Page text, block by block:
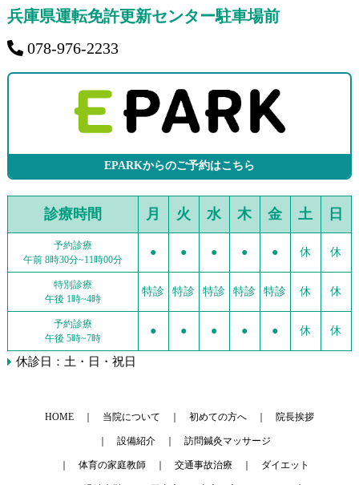
兵庫県運転免許更新センター駐車場前
078-976-2233
EPARKからのご予約はこちら
診療時間 月 火 水 木 金 土 日
予約診療
午前 8時30分~11時00分
● ● ● ● ● 休 休
特別診療
午後 1時~4時
特診 特診 特診 特診 特診 休 休
予約診療
午後 5時~7時
● ● ● ● ● 休 休
休診日：土・日・祝日
HOME 当院について 初めての方へ 院長挨拶
設備紹介 訪問鍼灸マッサージ
体育の家庭教師 交通事故治療 ダイエット